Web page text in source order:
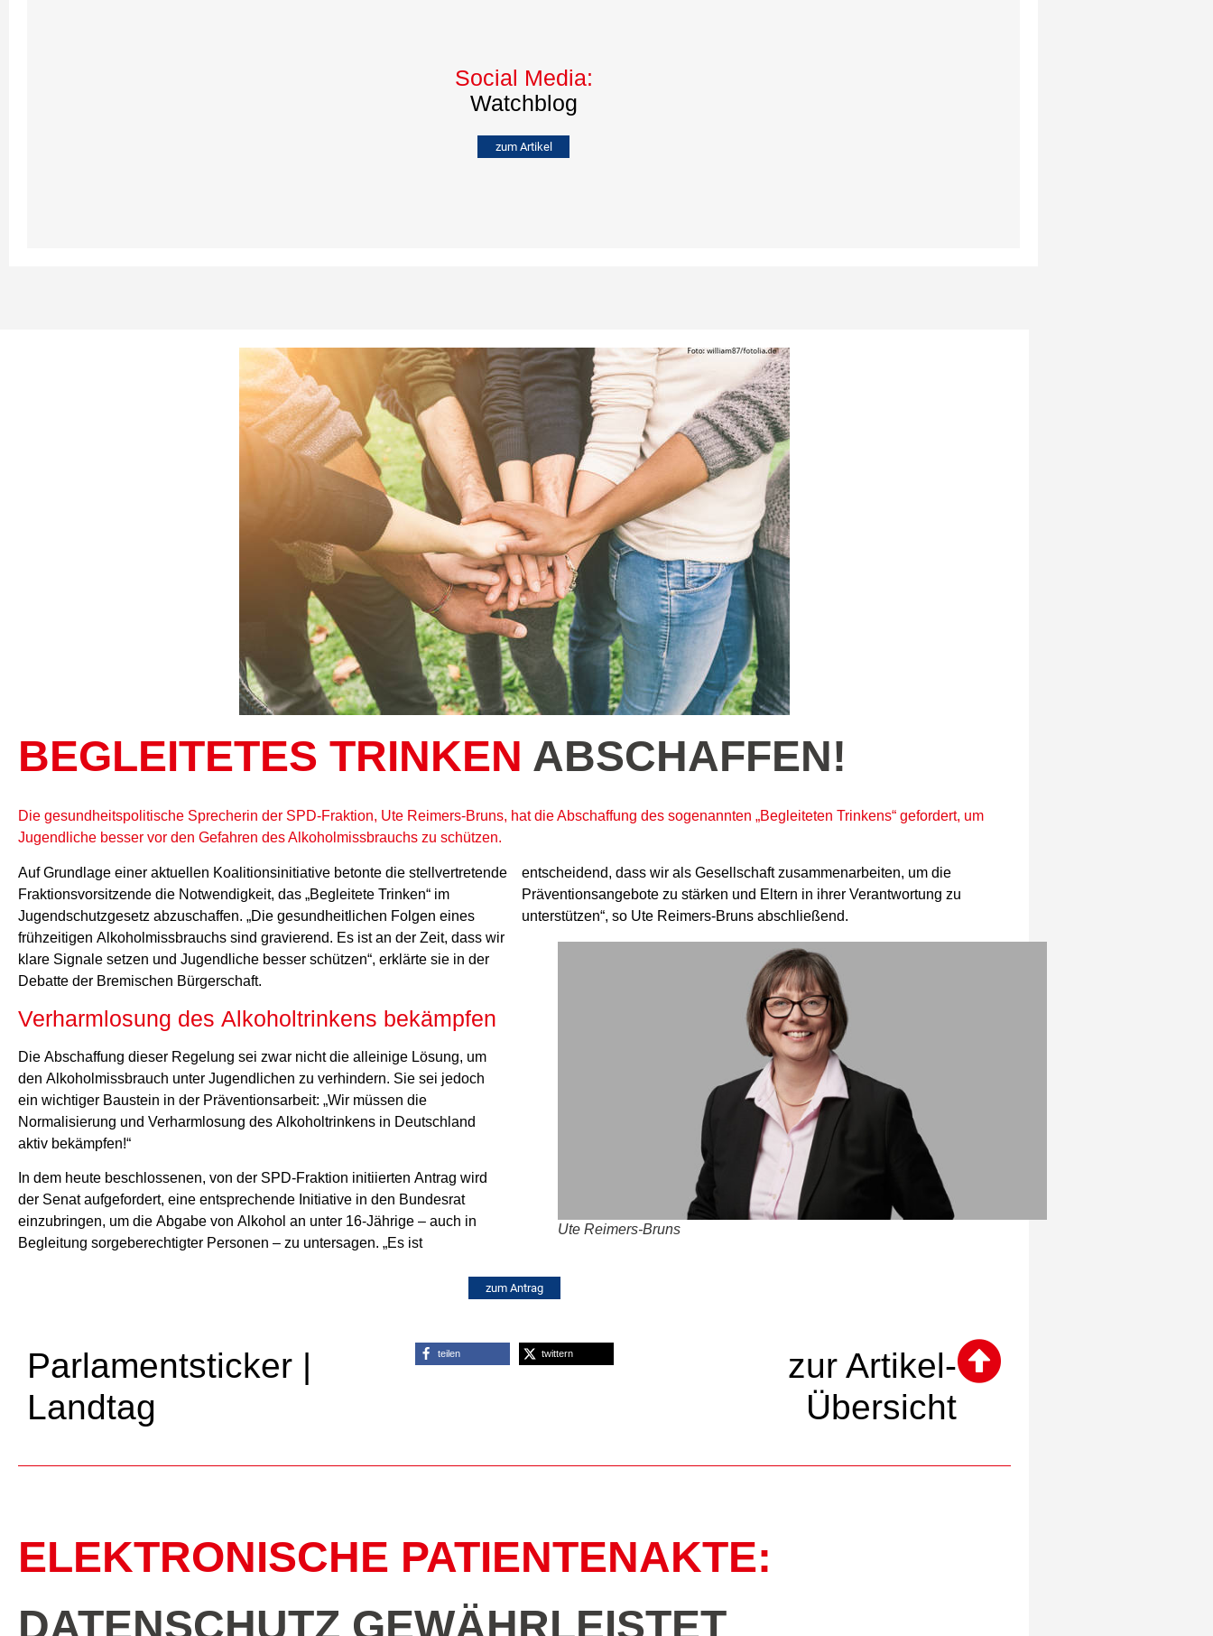
Social Media:
Watchblog
zum Artikel
BEGLEITETES TRINKEN ABSCHAFFEN!
Die gesundheitspolitische Sprecherin der SPD-Fraktion, Ute Reimers-Bruns, hat die Abschaffung des sogenannten „Begleiteten Trinkens“ gefordert, um
Jugendliche besser vor den Gefahren des Alkoholmissbrauchs zu schützen.
Auf Grundlage einer aktuellen Koalitionsinitiative betonte die stellvertretende
Fraktionsvorsitzende die Notwendigkeit, das „Begleitete Trinken“ im
Jugendschutzgesetz abzuschaffen. „Die gesundheitlichen Folgen eines
frühzeitigen Alkoholmissbrauchs sind gravierend. Es ist an der Zeit, dass wir
klare Signale setzen und Jugendliche besser schützen“, erklärte sie in der
Debatte der Bremischen Bürgerschaft.
Verharmlosung des Alkoholtrinkens bekämpfen
Die Abschaffung dieser Regelung sei zwar nicht die alleinige Lösung, um
den Alkoholmissbrauch unter Jugendlichen zu verhindern. Sie sei jedoch
ein wichtiger Baustein in der Präventionsarbeit: „Wir müssen die
Normalisierung und Verharmlosung des Alkoholtrinkens in Deutschland
aktiv bekämpfen!“
In dem heute beschlossenen, von der SPD-Fraktion initiierten Antrag wird
der Senat aufgefordert, eine entsprechende Initiative in den Bundesrat
einzubringen, um die Abgabe von Alkohol an unter 16-Jährige – auch in
Begleitung sorgeberechtigter Personen – zu untersagen. „Es ist
entscheidend, dass wir als Gesellschaft zusammenarbeiten, um die
Präventionsangebote zu stärken und Eltern in ihrer Verantwortung zu
unterstützen“, so Ute Reimers-Bruns abschließend.
Ute Reimers-Bruns
zum Antrag
Parlamentsticker |
Landtag
teilen twittern
zur Artikel-
Übersicht
ELEKTRONISCHE PATIENTENAKTE:
DATENSCHUTZ GEWÄHRLEISTET